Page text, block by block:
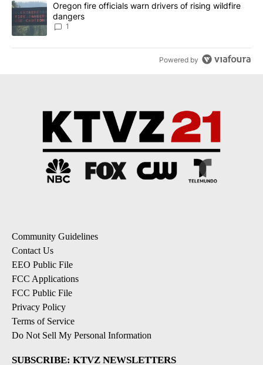
A trending article titled "Oregon fire officials warn drivers of
Oregon fire officials warn drivers of rising wildfire
dangers
1
Powered by
Community Guidelines
Contact Us
EEO Public File
FCC Applications
FCC Public File
Privacy Policy
Terms of Service
Do Not Sell My Personal Information
SUBSCRIBE: KTVZ NEWSLETTERS